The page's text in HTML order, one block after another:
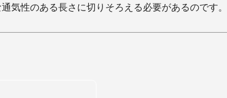
気性のある長さに切りそろえる必要があるのです。